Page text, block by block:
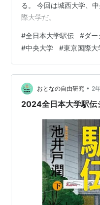
る。 今回は城西大学、
際大学だ。
#全日本大学駅伝 #ダー
#中央大学 #東京国際大
おとなの自由研究 • 2
2024全日本大学駅